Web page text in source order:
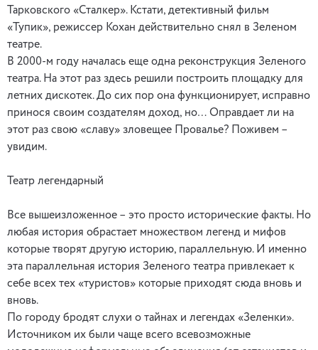
Тарковского «Сталкер». Кстати, детективный фильм
«Тупик», режиссер Кохан действительно снял в Зеленом
театре.
В 2000-м году началась еще одна реконструкция Зеленого
театра. На этот раз здесь решили построить площадку для
летних дискотек. До сих пор она функционирует, исправно
принося своим создателям доход, но… Оправдает ли на
этот раз свою «славу» зловещее Провалье? Поживем –
увидим.
Театр легендарный
Все вышеизложенное – это просто исторические факты. Но
любая история обрастает множеством легенд и мифов
которые творят другую историю, параллельную. И именно
эта параллельная история Зеленого театра привлекает к
себе всех тех «туристов» которые приходят сюда вновь и
вновь.
По городу бродят слухи о тайнах и легендах «Зеленки».
Источником их были чаще всего всевозможные